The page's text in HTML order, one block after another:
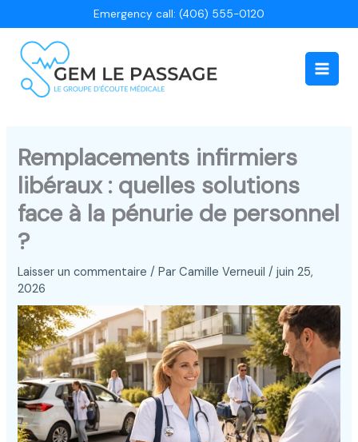
au
contenu
Emergency call: (406) 555-0120
Main
Remplacements infirmiers
libéraux : quelles solutions
face à la pénurie de personnel
?
Laisser un commentaire / ParCamille Verneuil/juin 25,
2026